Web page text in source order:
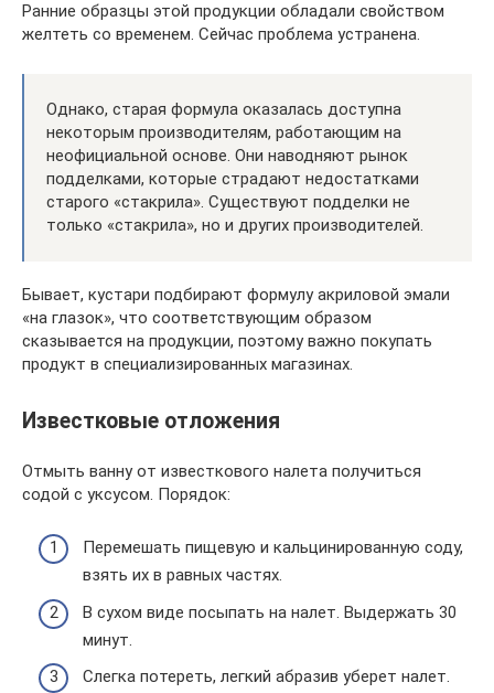
Ранние образцы этой продукции обладали свойством
желтеть со временем. Сейчас проблема устранена.
Однако, старая формула оказалась доступна
некоторым производителям, работающим на
неофициальной основе. Они наводняют рынок
подделками, которые страдают недостатками
старого «стакрила». Существуют подделки не
только «стакрила», но и других производителей.
Бывает, кустари подбирают формулу акриловой эмали
«на глазок», что соответствующим образом
сказывается на продукции, поэтому важно покупать
продукт в специализированных магазинах.
Известковые отложения
Отмыть ванну от известкового налета получиться
содой с уксусом. Порядок:
Перемешать пищевую и кальцинированную соду,
взять их в равных частях.
В сухом виде посыпать на налет. Выдержать 30
минут.
Слегка потереть, легкий абразив уберет налет.